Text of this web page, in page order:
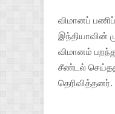
விமானப்
இந்தியாவின்
விமானம்
சீண்டல்
தெரிவித்தனர்.